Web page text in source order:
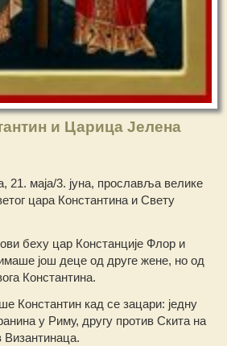
и Царица Јелена
21. маја/3. јуна, прославља велике
цара Константина и Свету
беху цар Констанције Флор и
још деце од друге жене, но од
Константина.
Константин кад се зацари: једну
у Риму, другу против Скита на
Византинаца.